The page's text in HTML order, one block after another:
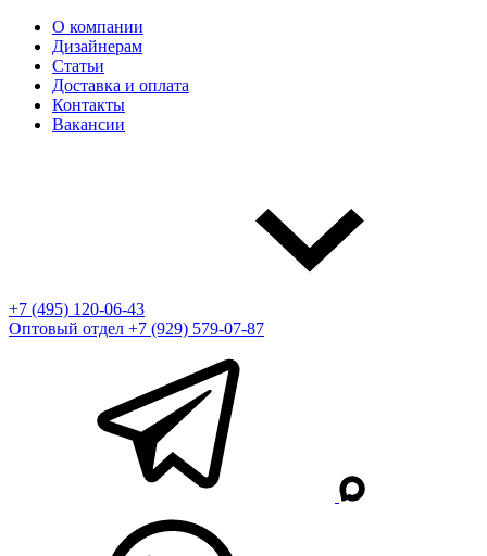
О компании
Дизайнерам
Статьи
Доставка и оплата
Контакты
Вакансии
+7 (495) 120-06-43
Оптовый отдел +7 (929) 579-07-87